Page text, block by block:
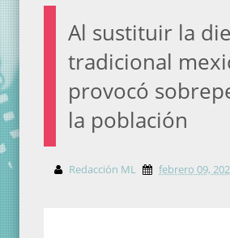
Al sustituir la
tradicional
provocó
la población
Redacción ML febrero 09,